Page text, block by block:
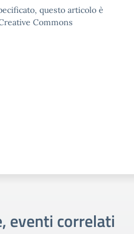
questo articolo è
Commons
eventi correlati